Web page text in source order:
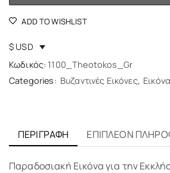
ADD TO WISHLIST
$ USD
Κωδικός: 1100_Theotokos_Gr
Categories: Βυζαντινές Εικόνες,
ΠΕΡΙΓΡΑΦΉ ΕΠΙΠΛΈΟΝ
Παραδοσιακή Εικόνα για την